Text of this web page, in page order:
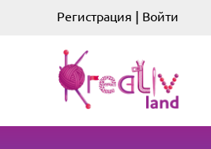
Регистрация | Войти